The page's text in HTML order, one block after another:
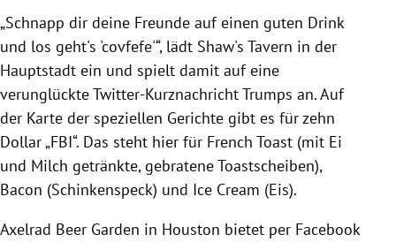
„Schnapp dir deine Freunde auf einen guten Drink
und los geht's 'covfefe'“, lädt Shaw's Tavern in der
Hauptstadt ein und spielt damit auf eine
verunglückte Twitter-KurznachrichtTrumps an. Auf
der Karte der speziellen Gerichte gibt es für zehn
Dollar „FBI“. Das steht hier für French Toast (mit Ei
und Milch getränkte, gebratene Toastscheiben),
Bacon (Schinkenspeck) und Ice Cream (Eis).
Axelrad Beer Garden in Houston bietet per Facebook